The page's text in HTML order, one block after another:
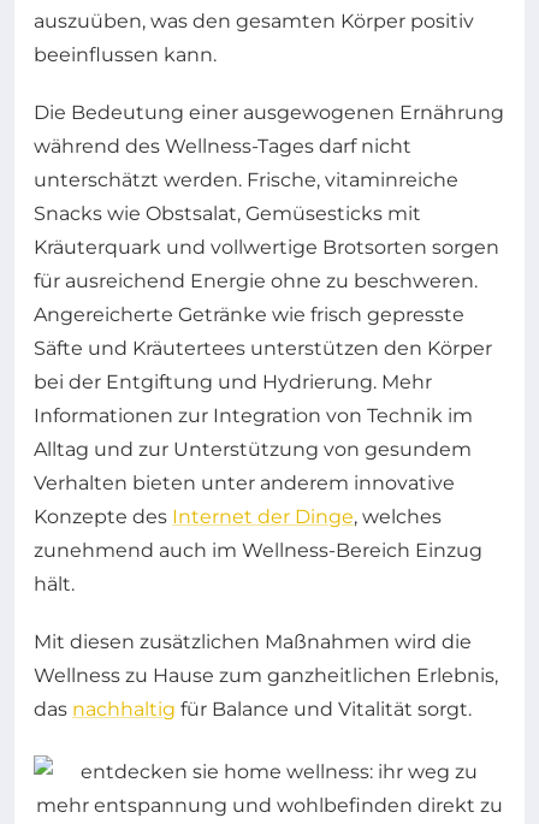
auszuüben, was den gesamten Körper positiv
beeinflussen kann.
Die Bedeutung einer ausgewogenen Ernährung
während des Wellness-Tages darf nicht
unterschätzt werden. Frische, vitaminreiche
Snacks wie Obstsalat, Gemüsesticks mit
Kräuterquark und vollwertige Brotsorten sorgen
für ausreichend Energie ohne zu beschweren.
Angereicherte Getränke wie frisch gepresste
Säfte und Kräutertees unterstützen den Körper
bei der Entgiftung und Hydrierung. Mehr
Informationen zur Integration von Technik im
Alltag und zur Unterstützung von gesundem
Verhalten bieten unter anderem innovative
Konzepte des Internet der Dinge, welches
zunehmend auch im Wellness-Bereich Einzug
hält.
Mit diesen zusätzlichen Maßnahmen wird die
Wellness zu Hause zum ganzheitlichen Erlebnis,
das nachhaltig für Balance und Vitalität sorgt.